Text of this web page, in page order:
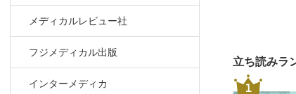
メディカルレビュー社
フジメディカル出版
インターメディカ
立ち読みラ
1